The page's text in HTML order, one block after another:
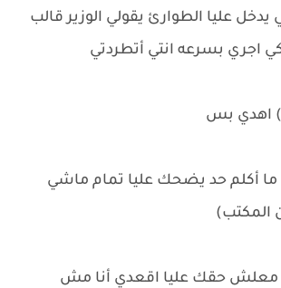
يدخل عليا الطوارئ يقولي الوزير قالب
اجري بسرعه انتي أتطردتي
اهدي بس
ما أكلم حد يضحك عليا تمام ماشي
المكتب)
حقك عليا اقعدي أنا مش